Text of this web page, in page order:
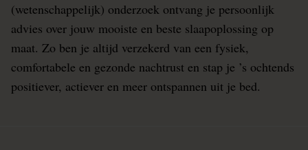
(wetenschappelijk) onderzoek ontvang je persoonlijk
advies over jouw mooiste en beste slaapoplossing op
maat. Zo ben je altijd verzekerd van een fysiek,
comfortabele en gezonde nachtrust en stap je ’s ochtends
positiever, actiever en meer ontspannen uit je bed.